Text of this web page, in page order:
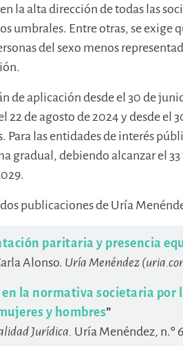
la alta dirección de todas las
umbrales. Entre otras, se exige
del sexo menos
de aplicación desde el 30 de
de agosto de 2024 y desde el
Para las entidades de interés
gradual, debiendo alcanzar el
publicaciones de Uría
paritaria y presencia
Alonso. Uría Menéndez
la normativa societaria por
y hombres”
Jurídica. Uría Menéndez, n.º